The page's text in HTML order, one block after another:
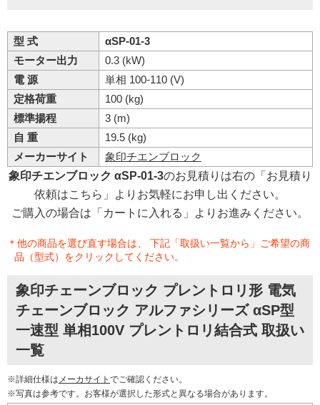
型 式
αSP-01-3
モーター出力
0.3 (kW)
電 源
単相 100-110 (V)
定格荷重
100 (kg)
標準揚程
3 (m)
自 重
19.5 (kg)
メーカーサイト
象印チエンブロック
象印チエンブロック αSP-01-3のお見積りは右の「お見積り
依頼はこちら」よりお気軽にお申し出ください。
ご購入の場合は「カートに入れる」よりお進みください。
＊他の商品を選び直す場合は、 下記「取扱い一覧から」ご希望の商
品（型式）をクリックしてください。
象印チェーンブロック プレントロリ形 電気
チェーンブロック アルファシリーズ αSP型
一速型 単相100V プレントロリ結合式 取扱い
一覧
※詳細仕様は メーカサイト でご確認ください。
※写真は参考です。お客様が選択した形式と異なる場合があります。